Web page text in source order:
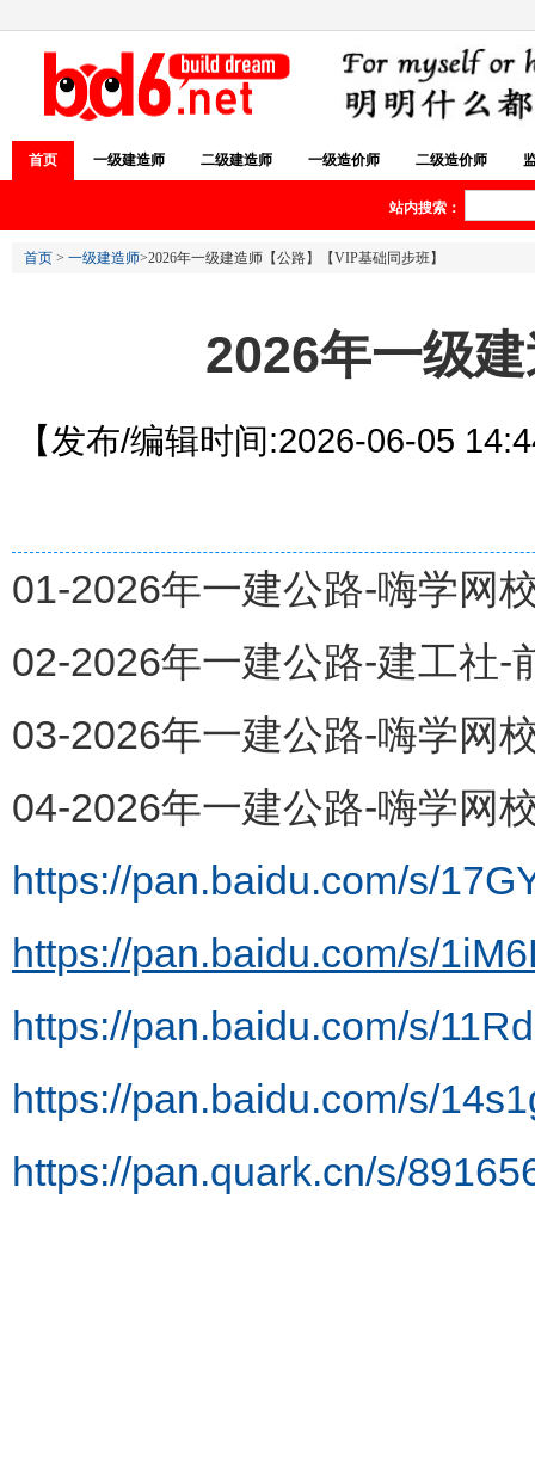
首页 一级建造师 二级建造师 一级造价师 二级造价师
站内搜索：
首页 > 一级建造师>2026年一级建造师【公路】【VIP基础同步班】
2026年一级
【发布/编辑时间:2026-06-05
01-2026年一建公路-嗨学网
02-2026年一建公路-建工社-
03-2026年一建公路-嗨学网
04-2026年一建公路-嗨学网
https://pan.baidu.com/s/
https://pan.baidu.com/s/
https://pan.baidu.com/s/
https://pan.baidu.com/s/
https://pan.quark.cn/s/